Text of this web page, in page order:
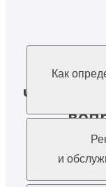
Часто
Как
и